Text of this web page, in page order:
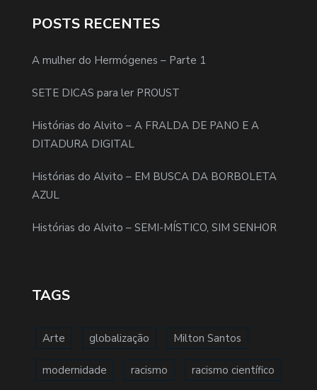
POSTS RECENTES
A mulher do Hermógenes – Parte 1
SETE DICAS para ler PROUST
Histórias do Alvito – A FRALDA DE PANO E A
DITADURA DIGITAL
Histórias do Alvito – EM BUSCA DA BORBOLETA
AZUL
Histórias do Alvito – SEMI-MÍSTICO, SIM SENHOR
TAGS
Arte globalização Milton Santos
modernidade racismo racismo científico